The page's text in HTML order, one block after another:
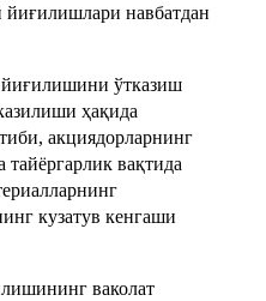
навбатдан
ўтказиш
ҳақида
акциядорларнинг
вақтида
кузатув кенгаши
ваколат